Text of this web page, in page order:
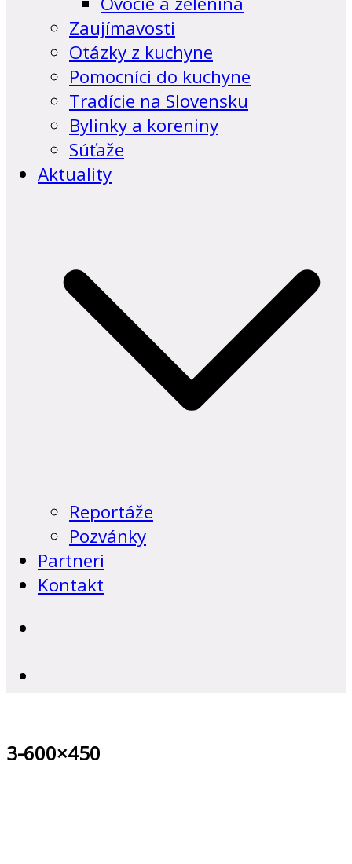
Zaujímavosti
Otázky z kuchyne
Pomocníci do kuchyne
Tradície na Slovensku
Bylinky a koreniny
Súťaže
Aktuality
Reportáže
Pozvánky
Partneri
Kontakt
3-600×450